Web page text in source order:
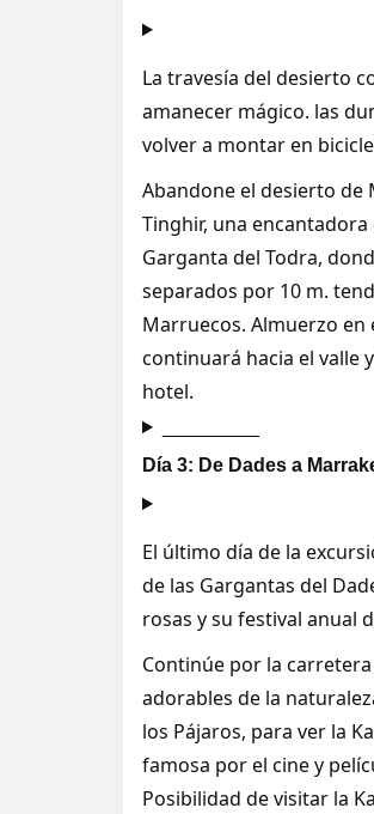
La travesía del desierto
amanecer mágico. las
volver a montar en
Abandone el desierto de
Tinghir, una
Garganta del Todra,
separados por 10 m.
Marruecos. Almuerzo en
continuará hacia el valle
hotel.
Día 3: De Dades a
El último día de la
de las Gargantas del
rosas y su festival anual
Continúe por la
adorables de la
los Pájaros, para ver la
famosa por el cine y
Posibilidad de visitar la